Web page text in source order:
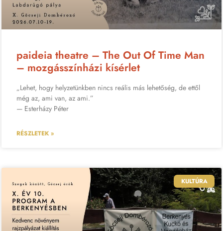
paideia theatre – The Out Of Time Man
– mozgásszínházi kísérlet
„Lehet, hogy helyzetünkben nincs reális más lehetőség, de ettől
még az, ami van, az ami.”
— Esterházy Péter
RÉSZLETEK »
KULTÚRA